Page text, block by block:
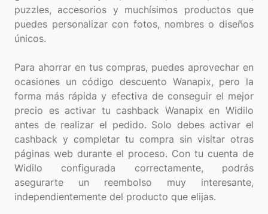
puzzles, accesorios y muchísimos productos que
puedes personalizar con fotos, nombres o diseños
únicos.
Para ahorrar en tus compras, puedes aprovechar en
ocasiones un código descuento Wanapix, pero la
forma más rápida y efectiva de conseguir el mejor
precio es activar tu cashback Wanapix en Widilo
antes de realizar el pedido. Solo debes activar el
cashback y completar tu compra sin visitar otras
páginas web durante el proceso. Con tu cuenta de
Widilo configurada correctamente, podrás
asegurarte un reembolso muy interesante,
independientemente del producto que elijas.